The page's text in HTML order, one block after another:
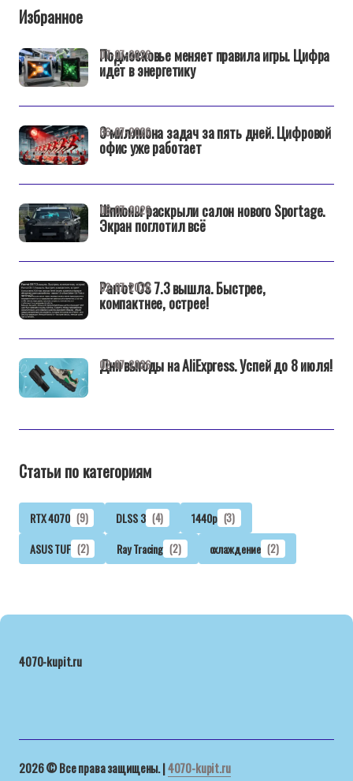
Избранное
Подмосковье меняет правила игры. Цифра
идёт в энергетику
07-07-2026
3 миллиона задач за пять дней. Цифровой
офис уже работает
06-07-2026
Шпионы раскрыли салон нового Sportage.
Экран поглотил всё
06-07-2026
Parrot OS 7.3 вышла. Быстрее,
компактнее, острее!
02-07-2026
Дни выгоды на AliExpress. Успей до 8 июля!
02-07-2026
Статьи по категориям
RTX 4070 (9) DLSS 3 (4) 1440p (3)
ASUS TUF (2) Ray Tracing (2) охлаждение (2)
4070-kupit.ru
2026 © Все права защищены. |4070-kupit.ru